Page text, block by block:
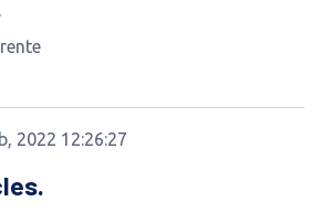
2022 12:26:27